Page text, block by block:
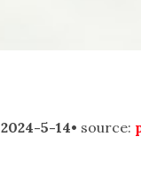
2024-5-14• source: